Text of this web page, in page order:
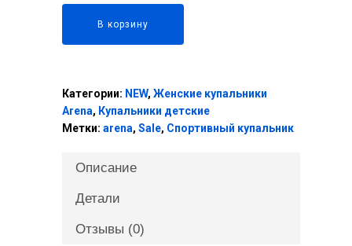
В корзину
Категории: NEW, Женские купальники
Arena, Купальники детские
Метки: arena, Sale, Спортивный купальник
Описание
Детали
Отзывы (0)